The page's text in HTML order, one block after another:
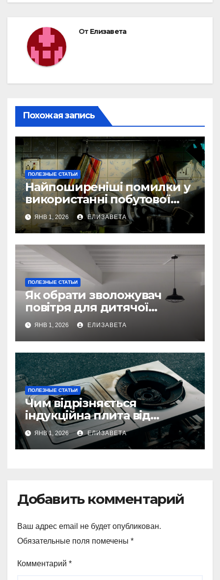
От Елизавета
Похожая запись
ПОЛЕЗНЫЕ СТАТЬИ
Найпоширеніші помилки у
використанні побутової
техніки — та як їх уникнути
ЯНВ 1, 2026 ЕЛИЗАВЕТА
ПОЛЕЗНЫЕ СТАТЬИ
Як обрати зволожувач
повітря для дитячої
кімнати
ЯНВ 1, 2026 ЕЛИЗАВЕТА
ПОЛЕЗНЫЕ СТАТЬИ
Чим відрізняється
індукційна плита від
електричної: переваги та
недоліки
ЯНВ 1, 2026 ЕЛИЗАВЕТА
Добавить комментарий
Ваш адрес email не будет опубликован.
Обязательные поля помечены *
Комментарий *